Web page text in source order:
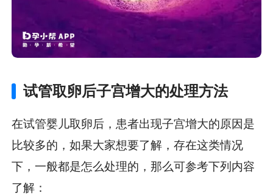
试管取卵后子宫增大的处理方法
在试管婴儿取卵后，患者出现子宫增大的原因是
比较多的，如果大家想要了解，存在这类情况
下，一般都是怎么处理的，那么可参考下列内容
了解：